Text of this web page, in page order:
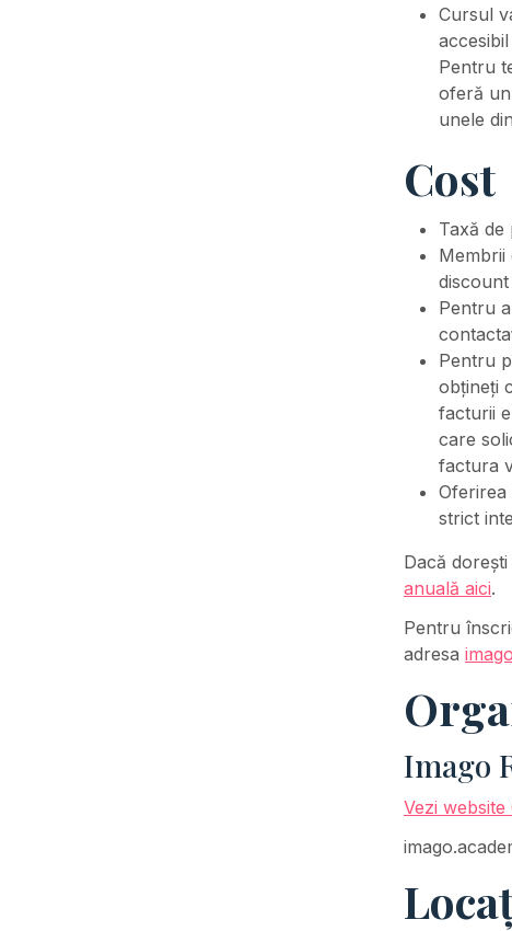
Cursul
Pentru
oferă
unele
Cost
Taxă de
Membrii
Pentru
Pentru
obțineți
facturii
care
factura
strict
Dacă
anuală aici.
Pentru
adresa
Imago
Vezi